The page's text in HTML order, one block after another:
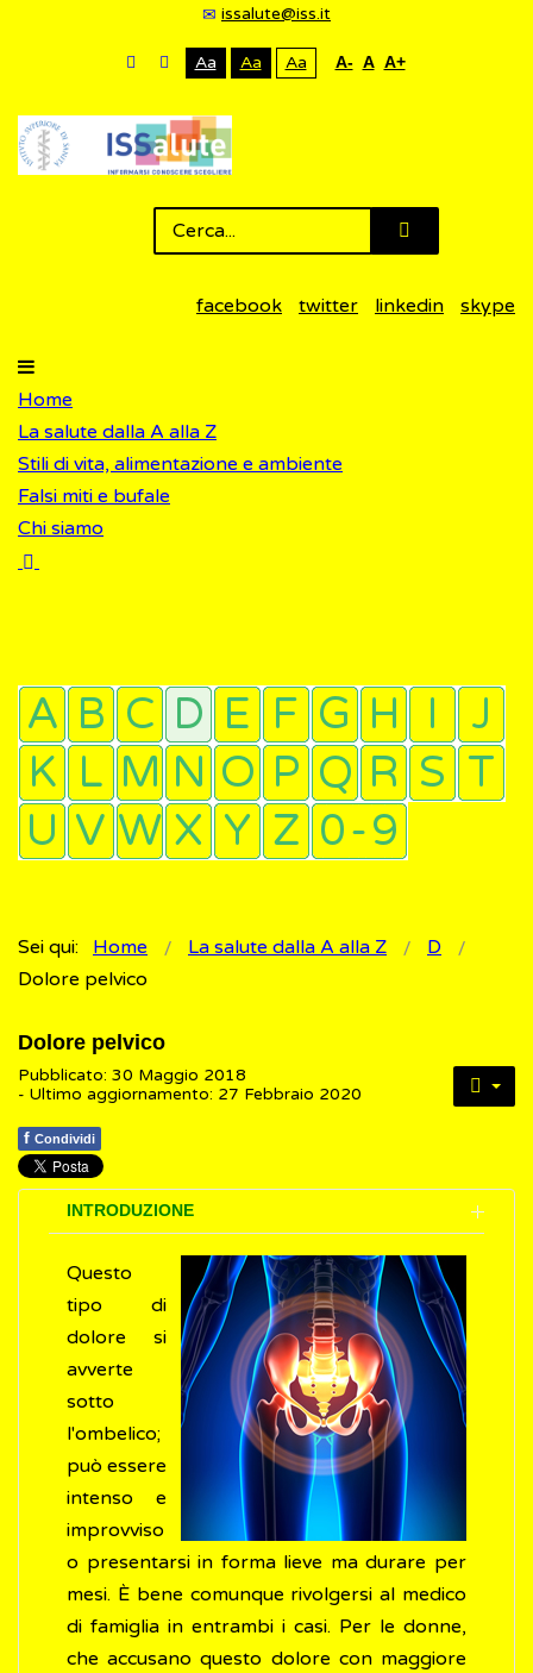
issalute@iss.it
Aa Aa Aa A- A A+
facebook twitter linkedin skype
Home
La salute dalla A alla Z
Stili di vita, alimentazione e ambiente
Falsi miti e bufale
Chi siamo
Sei qui: Home La salute dalla A alla Z
D
Dolore pelvico
Dolore pelvico
Pubblicato: 30 Maggio 2018
- Ultimo aggiornamento: 27 Febbraio 2020
f Condividi
INTRODUZIONE
Questo
tipo di
dolore si
avverte
sotto
l'ombelico;
può essere
intenso e
improvviso
o presentarsi in forma lieve ma durare per
mesi. È bene comunque rivolgersi al medico
di famiglia in entrambi i casi. Per le donne,
che accusano questo dolore con maggiore